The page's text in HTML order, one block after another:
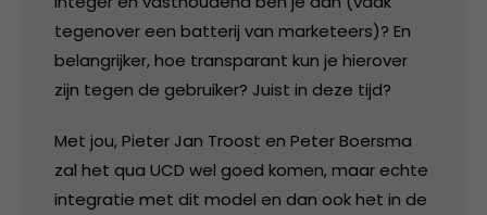
tegenover een batterij van marketeers)? En
belangrijker, hoe transparant kun je hierover
zijn tegen de gebruiker? Juist in deze tijd?
Met jou, Pieter Jan Troost en Peter Boersma
zal het qua UCD wel goed komen, maar echte
integratie met dit model en dan ook het in de